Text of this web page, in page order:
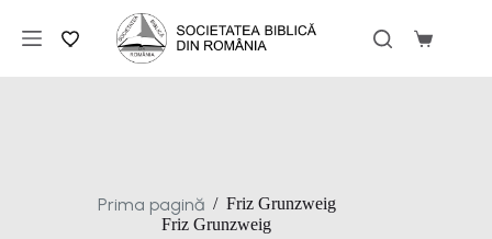
conținut
Coș
Prima pagină / Friz Grunzweig
Friz Grunzweig